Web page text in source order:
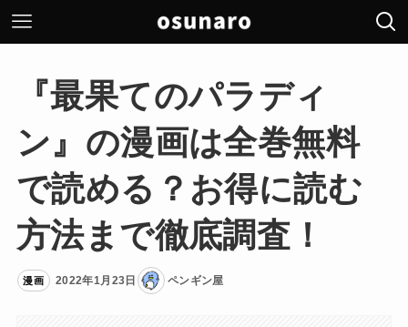
『最果てのパラディ
ン』の漫画は全巻無料
で読める？お得に読む
方法まで徹底調査！
漫画 2022年1月23日 ペンギン屋